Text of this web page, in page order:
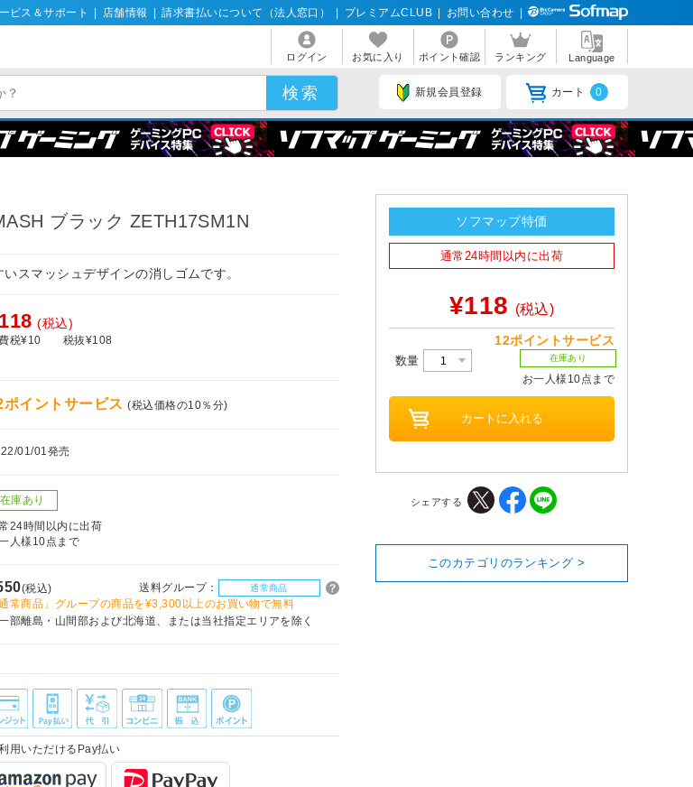
ビス＆サポート 店舗情報 請求書払いについて（法人窓口） プレミアムCLUB お問い合わせ
ログイン お気に入り ポイント確認 ランキング Language
新規会員登録 カート 0
ブラック ZETH17SM1N
スマッシュデザインの消しゴムです。
(税込)
税¥10 税抜¥108
ポイントサービス(税込価格の10％分)
01/01発売
在庫あり
24時間以内に出荷
人様10点まで
(税込) 送料グループ： 通常商品
通常商品」グループの商品を¥3,300以上のお買い物で無料
部離島・山間部および北海道、または当社指定エリアを除く
用いただけるPay払い
ソフマップ特価
通常24時間以内に出荷
¥118 (税込)
12ポイントサービス
数量 在庫あり
お一人様10点まで
シェアする
このカテゴリのランキング >